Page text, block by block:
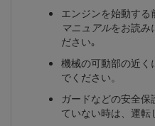
エンジンを始動する
マニュアルをお読み
ださい｡
機械の可動部の近く
でください。
ガードなどの安全
ていない時は、運転